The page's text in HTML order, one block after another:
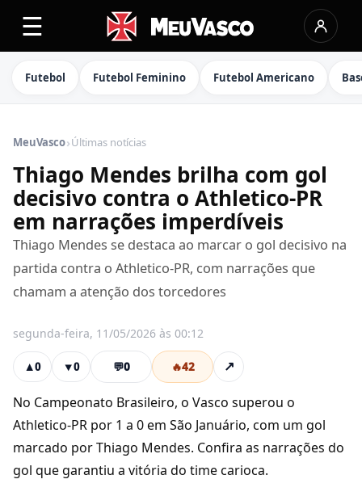
☰
Futebol Futebol Feminino Futebol Americano
MeuVasco›Últimas notícias
Thiago Mendes brilha com gol
decisivo contra o Athletico-PR
em narrações imperdíveis
Thiago Mendes se destaca ao marcar o gol decisivo na
partida contra o Athletico-PR, com narrações que
chamam a atenção dos torcedores
segunda-feira, 11/05/2026 às 00:12
▲0 ▼0 💬0 🔥42 ↗
No Campeonato Brasileiro, o Vasco superou o
Athletico-PR por 1 a 0 em São Januário, com um gol
marcado por Thiago Mendes. Confira as narrações do
gol que garantiu a vitória do time carioca.